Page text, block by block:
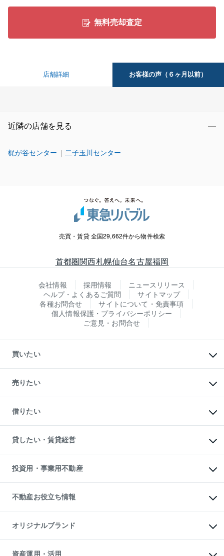
無料売却査定
店舗詳細 お客様の声（６ヶ月以前）
近隣の店舗を見る
梶が谷センター 二子玉川センター
売買・賃貸 全国29,662件から物件検索
首都圏関西札幌仙台名古屋福岡
会社情報 採用情報
ニュースリリース
ヘルプ・よくあるご質問
サイトマップ
各種お問合せ
サイトについて・免責事項
個人情報保護・プライバシーポリシー
ご意見・お問合せ
買いたい
新築・分譲マンションの購入
中古マンションの購入
一戸建ての購入
中古一戸建ての購入
不動産購入の流れ
注目キーワード物件特集
購入ガイド
English 繁体中文簡体中文
売りたい
一戸建ての売却・査定
土地の売却・査定
スピードAI査定
不動産査定について
不動産売却の流れ
不動産買換えの流れ
売却ガイド
借りたい
オフィス・店舗の賃貸
借りるときの流れ
借りるガイド
貸したい・賃貸経営
マンション賃料データ
賃貸管理プラン
リロケーションについて
貸すガイド
投資用・事業用不動産
事業用不動産
マンション投資
投資用マンション
アパート経営
収益物件
ビル購入（ビル一棟）
不動産お役立ち情報
マンションライブラリー
人気マンションランキング
暮らしに役立つ不動産メディア
オリジナルブランド
一棟リノベーションマンション
資産運用・活用